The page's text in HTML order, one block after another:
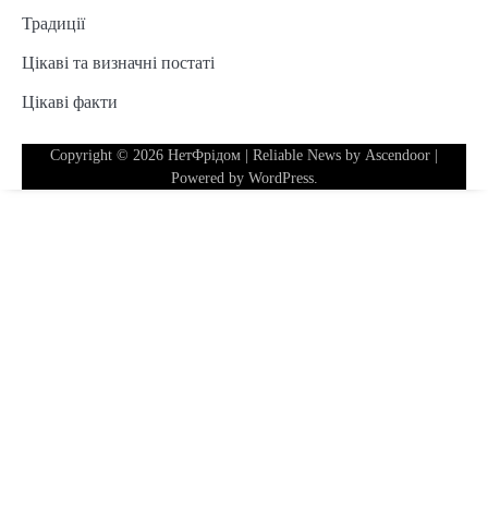
Традиції
Цікаві та визначні постаті
Цікаві факти
Copyright © 2026 НетФрідом | Reliable News by Ascendoor
Powered by WordPress.